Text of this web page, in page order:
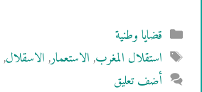
التصنيفات
قضايا وطنية
الوسوم
استقلال المغرب,الاستعمار,الاسقلال,
أضف تعليق